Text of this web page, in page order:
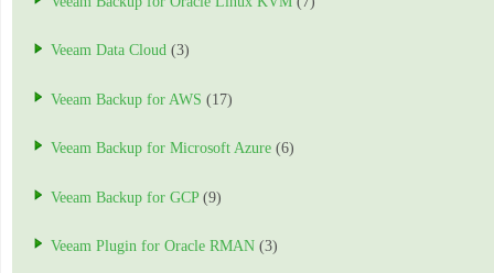
Veeam Data Cloud (3)
Veeam Backup for AWS (17)
Veeam Backup for Microsoft Azure (6)
Veeam Backup for GCP(9)
Veeam Plugin for Oracle RMAN (3)